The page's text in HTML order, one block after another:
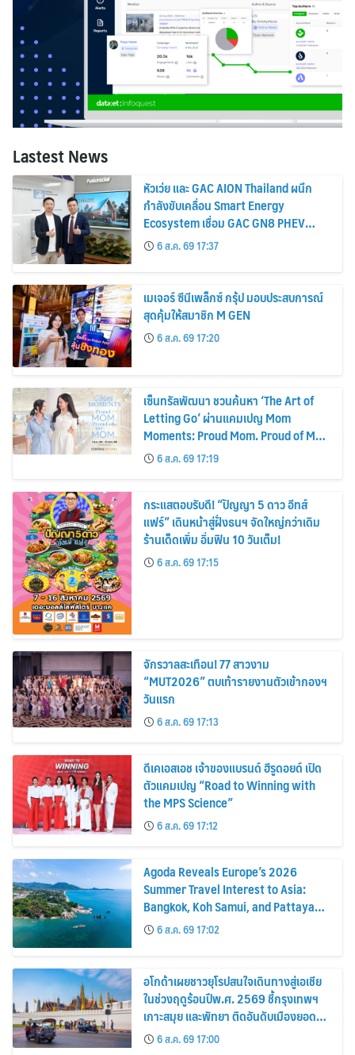
Lastest News
หัวเว่ย และ GAC AION Thailand ผนึก
กำลังขับเคลื่อน Smart Energy
Ecosystem เชื่อม GAC GN8 PHEV
รถยนต์ MPV ระดับพรีเมียม เข้ากับ
พลังงานแสงอาทิตย์ภายในบ้าน
6 ส.ค. 69 17:37
เมเจอร์ ซีนีเพล็กซ์ กรุ้ป มอบประสบการณ์
สุดคุ้มให้สมาชิก M GEN
6 ส.ค. 69 17:20
เซ็นทรัลพัฒนา ชวนค้นหา ‘The Art of
Letting Go’ ผ่านแคมเปญ Mom
Moments: Proud Mom. Proud of My
Mom.6 ส.ค. 69 17:19
กระแสตอบรับดี! “ปัญญา 5 ดาว อีทส์
แฟร์” เดินหน้าสู่ฝั่งธนฯ จัดใหญ่กว่าเดิม
ร้านเด็ดเพิ่ม อิ่มฟิน 10 วันเต็ม!
6 ส.ค. 69 17:15
จักรวาลสะเทือน! 77 สาวงาม
“MUT2026” ตบเท้ารายงานตัวเข้ากองฯ
วันแรก
6 ส.ค. 69 17:13
ดีเคเอสเอช เจ้าของแบรนด์ ฮีรูดอยด์ เปิด
ตัวแคมเปญ “Road to Winning with
the MPS Science”
6 ส.ค. 69 17:12
Agoda Reveals Europe’s 2026
Summer Travel Interest to Asia:
Bangkok, Koh Samui, and Pattaya
Among the Top Cities
6 ส.ค. 69 17:02
อโกด้าเผยชาวยุโรปสนใจเดินทางสู่เอเชีย
ในช่วงฤดูร้อนปีพ.ศ. 2569 ชี้กรุงเทพฯ
เกาะสมุย และพัทยา ติดอันดับเมืองยอด
นิยม6 ส.ค. 69 17:00